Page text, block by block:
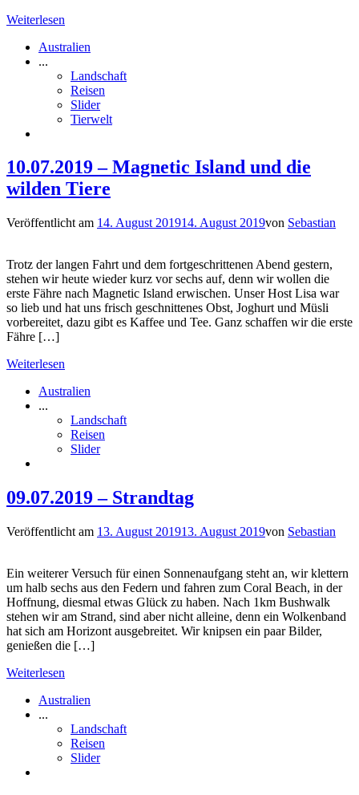
Weiterlesen
Australien
...
Landschaft
Reisen
Slider
Tierwelt
10.07.2019 – Magnetic Island und die
wilden Tiere
Veröffentlicht am 14. August 201914. August 2019von Sebastian
Trotz der langen Fahrt und dem fortgeschrittenen Abend gestern,
stehen wir heute wieder kurz vor sechs auf, denn wir wollen die
erste Fähre nach Magnetic Island erwischen. Unser Host Lisa war
so lieb und hat uns frisch geschnittenes Obst, Joghurt und Müsli
vorbereitet, dazu gibt es Kaffee und Tee. Ganz schaffen wir die erste
Fähre […]
Weiterlesen
Australien
...
Landschaft
Reisen
Slider
09.07.2019 – Strandtag
Veröffentlicht am 13. August 201913. August 2019von Sebastian
Ein weiterer Versuch für einen Sonnenaufgang steht an, wir klettern
um halb sechs aus den Federn und fahren zum Coral Beach, in der
Hoffnung, diesmal etwas Glück zu haben. Nach 1km Bushwalk
stehen wir am Strand, sind aber nicht alleine, denn ein Wolkenband
hat sich am Horizont ausgebreitet. Wir knipsen ein paar Bilder,
genießen die […]
Weiterlesen
Australien
...
Landschaft
Reisen
Slider